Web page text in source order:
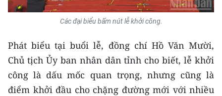
Các đại biểu bấm nút lễ khởi công.
Phát biểu tại buổi lễ, đồng chí Hồ Văn Mười,
Chủ tịch Ủy ban nhân dân tỉnh cho biết, lễ khởi
công là dấu mốc quan trọng, nhưng cũng là
điểm khởi đầu cho chặng đường mới với nhiều